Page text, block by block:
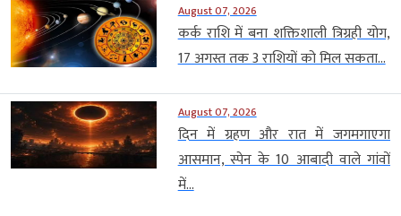
August 07, 2026
कर्क राशि में बना शक्तिशाली त्रिग्रही योग,
17 अगस्त तक 3 राशियों को मिल सकता...
August 07, 2026
दिन में ग्रहण और रात में जगमगाएगा
आसमान, स्पेन के 10 आबादी वाले गांवों
में...